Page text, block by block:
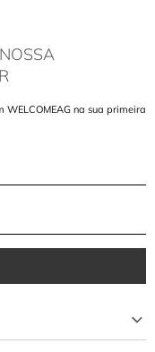
WELCOMEAG na sua primeira